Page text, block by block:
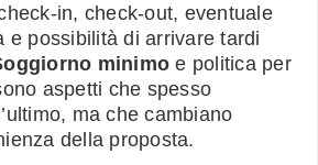
in, check-out, eventuale
e possibilità di arrivare tardi
minimo e politica per
aspetti che spesso
ma che cambiano
della proposta.